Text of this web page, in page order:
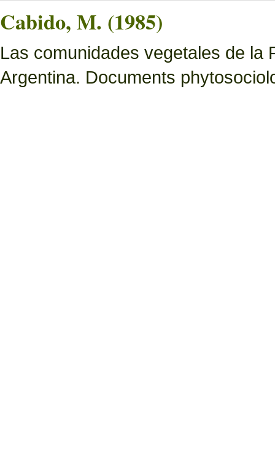
Cabido, M. (1985)
Las comunidades vegetales de la
Argentina. Documents